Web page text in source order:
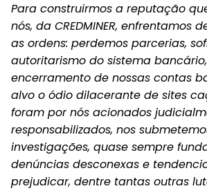
Para construirmos a reputação
nós, da CREDMINER, enfrentamos
as ordens: perdemos parcerias,
autoritarismo do sistema
encerramento de nossas contas
alvo o ódio dilacerante de sites
foram por nós acionados
responsabilizados, nos
investigações, quase sempre
denúncias desconexas e
prejudicar, dentre tantas outras